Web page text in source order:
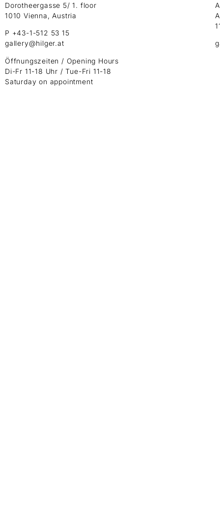
Dorotheergasse 5/ 1. floor
1010 Vienna, Austria
P +43-1-512 53 15
gallery@hilger.at
Öffnungszeiten / Opening Hours
Di-Fr 11-18 Uhr / Tue-Fri 11-18
Saturday on appointment